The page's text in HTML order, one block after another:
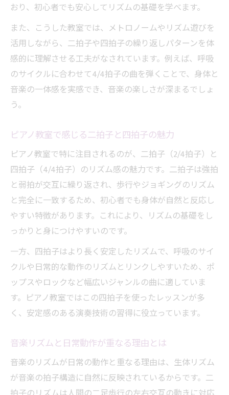
おり、初心者でも安心してリズムの基礎を学べます。
また、こうした教室では、メトロノームやリズム遊びを
活用しながら、二拍子や四拍子の繰り返しパターンを体
感的に理解させる工夫がなされています。例えば、呼吸
のサイクルに合わせて4/4拍子の曲を弾くことで、身体と
音楽の一体感を実感でき、音楽の楽しさが深まるでしょ
う。
ピアノ教室で感じる二拍子と四拍子の魅力
ピアノ教室で特に注目されるのが、二拍子（2/4拍子）と
四拍子（4/4拍子）のリズム感の魅力です。二拍子は強拍
と弱拍が交互に繰り返され、歩行やジョギングのリズム
と完全に一致するため、初心者でも身体が自然と反応し
やすい特徴があります。これにより、リズムの基礎をし
っかりと身につけやすいのです。
一方、四拍子はより長く安定したリズムで、呼吸のサイ
クルや日常的な動作のリズムとリンクしやすいため、ポ
ップスやロックなど幅広いジャンルの曲に適していま
す。ピアノ教室ではこの四拍子を使ったレッスンが多
く、安定感のある演奏技術の習得に役立っています。
音楽リズムと日常動作が重なる理由とは
音楽のリズムが日常の動作と重なる理由は、生体リズム
が音楽の拍子構造に自然に反映されているからです。二